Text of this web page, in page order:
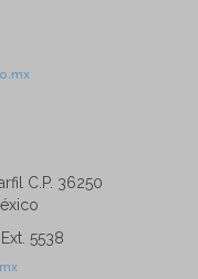
C.P. 36250
5538